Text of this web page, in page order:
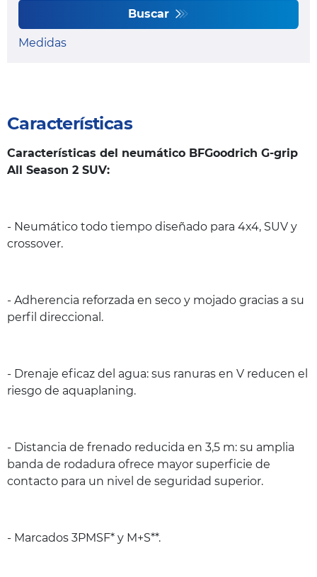
Buscar
Medidas
Características
Características del neumático BFGoodrich G-grip
All Season 2 SUV:
- Neumático todo tiempo diseñado para 4x4, SUV y
crossover.
- Adherencia reforzada en seco y mojado gracias a su
perfil direccional.
- Drenaje eficaz del agua: sus ranuras en V reducen el
riesgo de aquaplaning.
- Distancia de frenado reducida en 3,5 m: su amplia
banda de rodadura ofrece mayor superficie de
contacto para un nivel de seguridad superior.
- Marcados 3PMSF* y M+S**.